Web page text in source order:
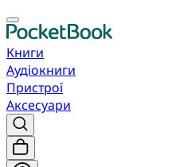
Книги
Аудіокниги
Пристрої
Аксесуари